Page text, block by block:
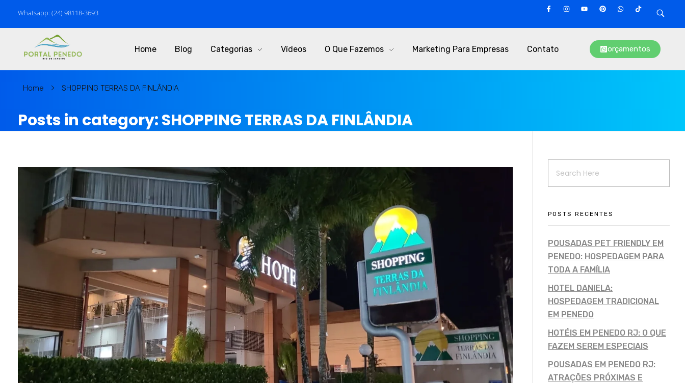
Whatsapp: (24) 98118-3693
P
ortal Penedo - Rio de Janeiro
Home Blog Categorias Vídeos O Que Fazemos Marketing Para Empresas Contato orçamentos
Home SHOPPING TERRAS DA FINLÂNDIA
Posts in category: SHOPPING TERRAS DA FINLÂNDIA
POSTS RECENTES
POUSADAS PET FRIENDLY EM
PENEDO: HOSPEDAGEM PARA
TODA A FAMÍLIA
HOTEL DANIELA:
HOSPEDAGEM TRADICIONAL
EM PENEDO
HOTÉIS EM PENEDO RJ: O QUE
FAZEM SEREM ESPECIAIS
POUSADAS EM PENEDO RJ:
ATRAÇÕES PRÓXIMAS E